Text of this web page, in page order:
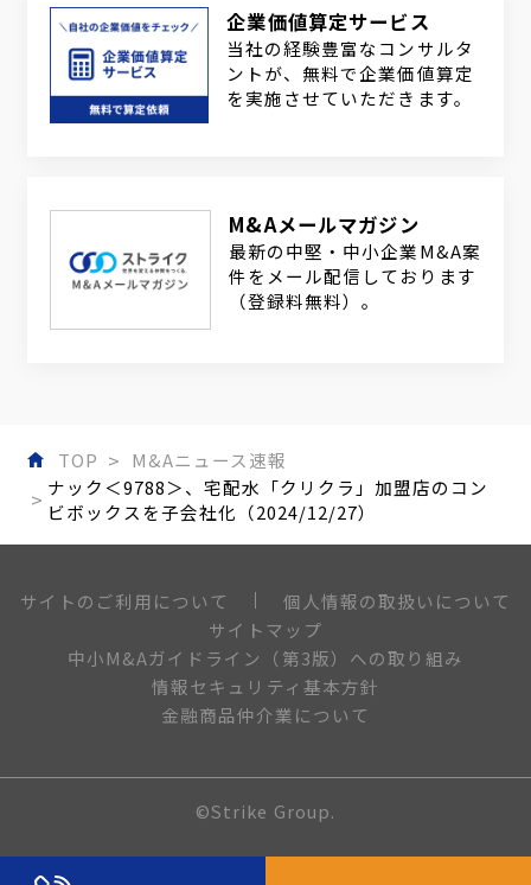
企業価値算定サービス
当社の経験豊富なコンサルタ
ントが、無料で企業価値算定
を実施させていただきます。
M&Aメールマガジン
最新の中堅・中小企業M&A案
件をメール配信しております
（登録料無料）。
TOP
M&Aニュース速報
ナック＜9788＞、宅配水「クリクラ」加盟店のコン
ビボックスを子会社化（2024/12/27）
サイトのご利用について
個人情報の取扱いについて
サイトマップ
中小M&Aガイドライン（第3版）への取り組み
情報セキュリティ基本方針
金融商品仲介業について
©Strike Group.